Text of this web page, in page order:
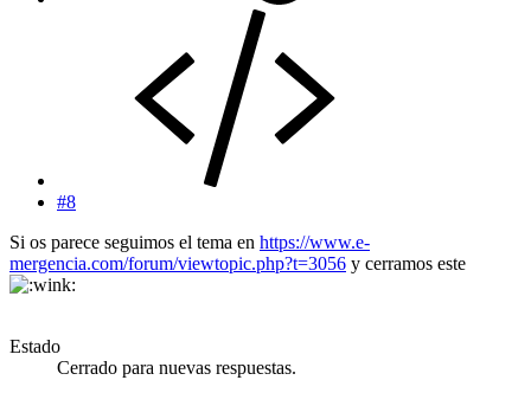
#8
Si os parece seguimos el tema en https://www.e-
mergencia.com/forum/viewtopic.php?t=3056 y cerramos este
Estado
Cerrado para nuevas respuestas.